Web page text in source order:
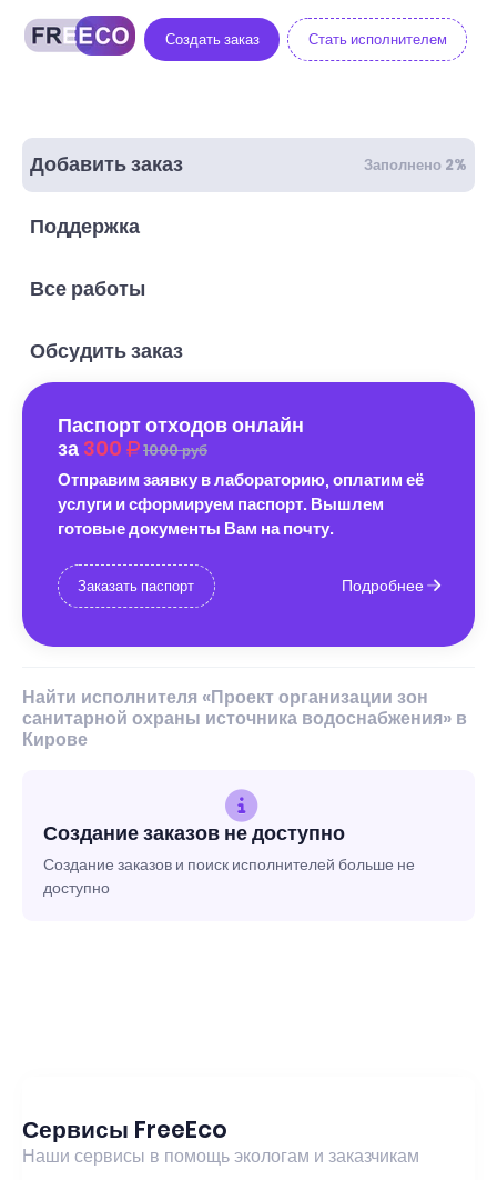
Создать заказ Стать исполнителем
Добавить заказ Заполнено 2%
Поддержка
Все работы
Обсудить заказ
Паспорт отходов онлайн
за 300 1000 руб
Отправим заявку в лабораторию, оплатим её
услуги и сформируем паспорт. Вышлем
готовые документы Вам на почту.
Заказать паспорт Подробнее
Найти исполнителя «Проект организации зон
санитарной охраны источника водоснабжения» в
Кирове
Создание заказов не доступно
Создание заказов и поиск исполнителей больше не
доступно
Сервисы FreeEco
Наши сервисы в помощь экологам и заказчикам